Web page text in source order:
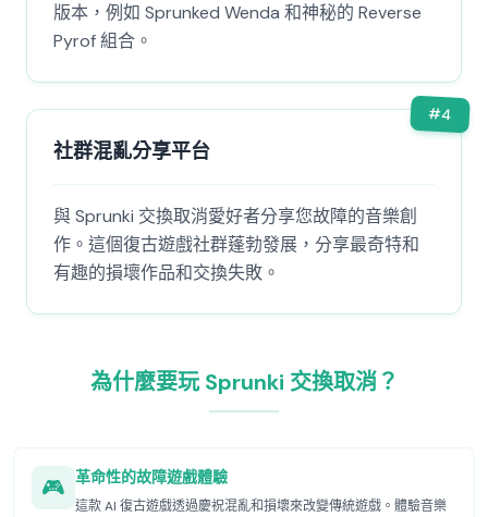
版本，例如 Sprunked Wenda 和神秘的 Reverse
Pyrof 組合。
#4
社群混亂分享平台
與 Sprunki 交換取消愛好者分享您故障的音樂創
作。這個復古遊戲社群蓬勃發展，分享最奇特和
有趣的損壞作品和交換失敗。
為什麼要玩 Sprunki 交換取消？
🎮 革命性的故障遊戲體驗
這款 AI 復古遊戲透過慶祝混亂和損壞來改變傳統遊戲。體驗音樂